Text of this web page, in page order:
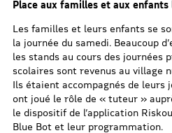
Place aux familles et aux enfants
Les familles et leurs enfants se
la journée du samedi. Beaucoup
les stands au cours des journées
scolaires sont revenus au village
Ils étaient accompagnés de
ont joué le rôle de « tuteur »
le dispositif de l’application
Blue Bot et leur programmation.